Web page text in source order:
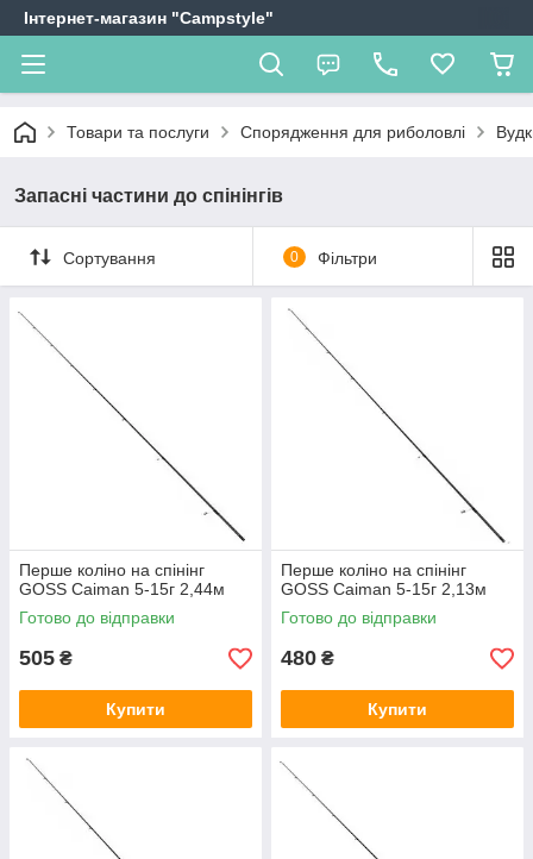
Інтернет-магазин "Campstyle"
Товари та послуги Спорядження для риболовлі
Запасні частини до спінінгів
Сортування 0 Фільтри
Перше коліно на спінінг
GOSS Caiman 5-15г 2,44м
Готово до відправки
505 ₴
Купити
Перше коліно на спінінг
GOSS Caiman 5-15г 2,13м
Готово до відправки
480 ₴
Купити